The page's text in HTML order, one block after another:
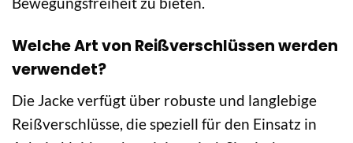
Welche Art von Reißverschlüssen werden
verwendet?
Die Jacke verfügt über robuste und langlebige
Reißverschlüsse, die speziell für den Einsatz in